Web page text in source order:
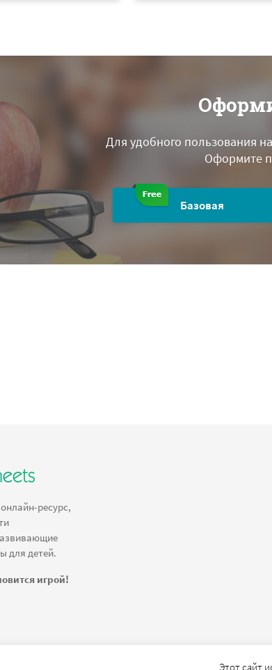
Для удобного пользования
Оформите
Базовая
ресурс,
для детей.
игрой!
Этот сайт